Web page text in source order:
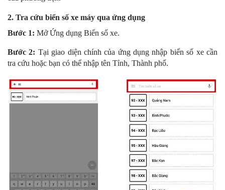
2. Tra cứu biển số xe máy qua ứng dụng
Bước 1: Mở Ứng dụng Biển số xe.
Bước 2: Tại giao diện chính của ứng dụng nhập biển số xe cần
tra cứu hoặc bạn có thể nhập tên Tỉnh, Thành phố.